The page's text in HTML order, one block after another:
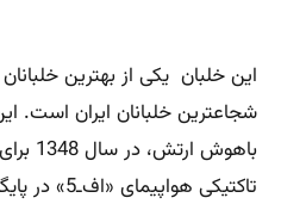
این خلبان یکی از بهترین
شجاعترین خلبانان ایران است.
تاكتیكی هواپیمای «اف‌ـ5» در پایگاه یكم شكاری در